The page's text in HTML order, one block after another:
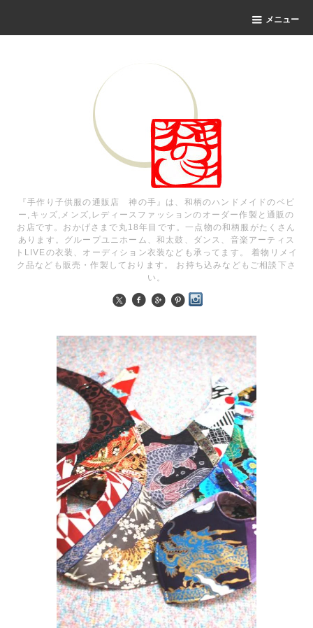
メニュー
『手作り子供服の通販店 神の手』は、和柄のハンドメイドのベビ
ー,キッズ,メンズ,レディースファッションのオーダー作製と通販の
お店です。おかげさまで丸18年目です。一点物の和柄服がたくさん
あります。グループユニホーム、和太鼓、ダンス、音楽アーティス
トLIVEの衣装、オーディション衣装なども承ってます。 着物リメイ
ク品なども販売・作製しております。 お持ち込みなどもご相談下さ
い。